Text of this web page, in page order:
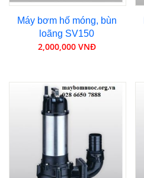
Máy bơm hố móng, bùn
loãng SV150
2,000,000 VNĐ